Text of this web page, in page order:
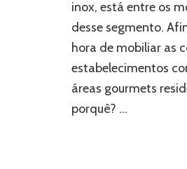
inox, está entre os
desse segmento.
hora de mobiliar as
estabelecimentos
áreas gourmets
porquê? …